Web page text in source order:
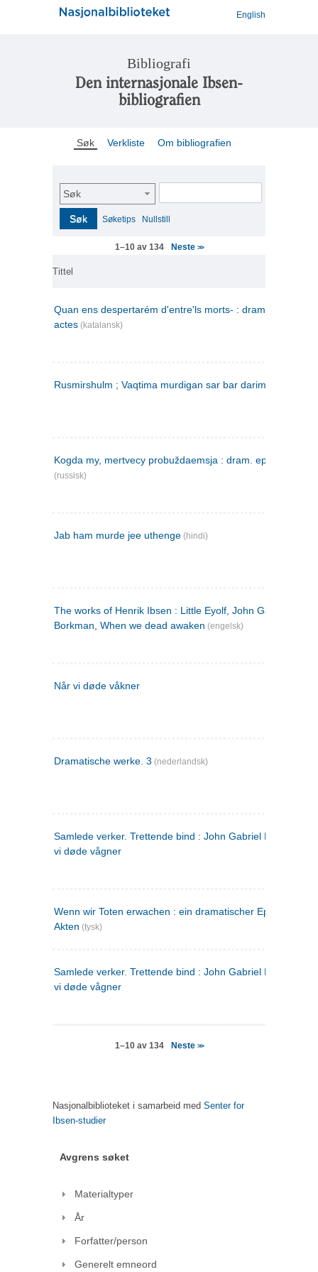
English
Bibliografi
Den internasjonale Ibsen-
bibliografien
Søk Verkliste Om bibliografien
Søk
Søk Søketips Nullstill
1–10 av 134 Neste >>
Tittel
Quan ens despertarém d'entre'ls morts- : drama en tres
actes (katalansk)
Rusmirshulm ; Vaqtima murdigan sar bar darim
Kogda my, mertvecy probuždaemsja : dram. epilog v 3 d
(russisk)
Jab ham murde jee uthenge (hindi)
The works of Henrik Ibsen : Little Eyolf, John Gabriel
Borkman, When we dead awaken (engelsk)
Når vi døde våkner
Dramatische werke. 3 (nederlandsk)
Samlede verker. Trettende bind : John Gabriel Borkman ;
vi døde vågner
Wenn wir Toten erwachen : ein dramatischer Epilog in drei
Akten (tysk)
Samlede verker. Trettende bind : John Gabriel Borkman ;
vi døde vågner
1–10 av 134 Neste >>
Nasjonalbiblioteket i samarbeid med Senter for
Ibsen-studier
Avgrens søket
Materialtyper
År
Forfatter/person
Generelt emneord